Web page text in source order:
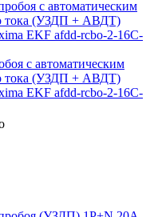
с автоматическим
тока (УЗДП + АВДТ)
EKF afdd-rcbo-2-16C-